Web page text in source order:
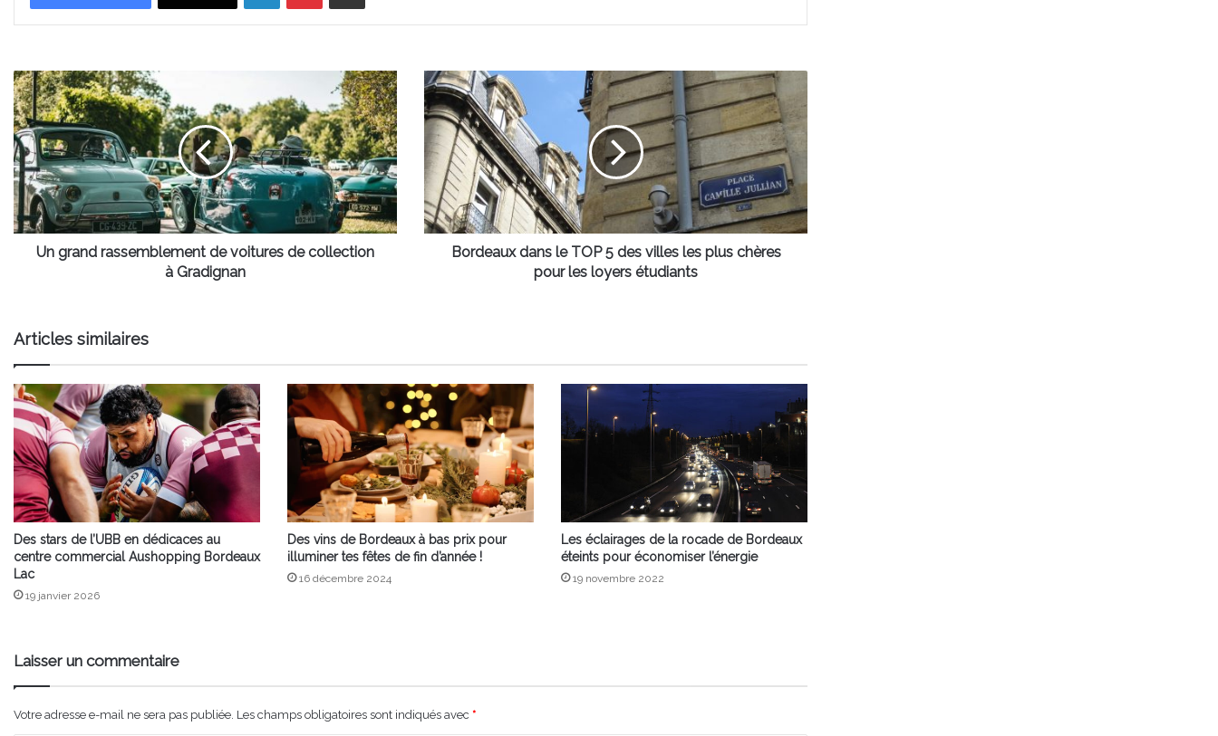
Un
grand
rassemblement
de
voitures
de
collection
à
Gradignan
Un grand rassemblement de voitures de collection
à Gradignan
Bordeaux
dans
le
TOP
5
des
villes
les
plus
chèresBordeaux dans le TOP 5 des villes les plus chères
pour les loyers étudiants
Articles similaires
Des stars de l’UBB en dédicaces au
centre commercial Aushopping Bordeaux
Lac
19 janvier 2026
Des vins de Bordeaux à bas prix pour
illuminer tes fêtes de fin d’année !
16 décembre 2024
Les éclairages de la rocade de Bordeaux
éteints pour économiser l’énergie
19 novembre 2022
Laisser un commentaire
Votre adresse e-mail ne sera pas publiée. Les champs obligatoires sont indiqués avec *